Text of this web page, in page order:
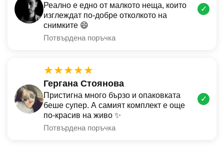
Реално е едно от малкото неща, които
изглеждат по-добре отколкото на
снимките 😄
Потвърдена поръчка
✓
★★★★★
Гергана Стоянова
Пристигна много бързо и опаковката
беше супер. А самият комплект е още
по-красив на живо ✨
Потвърдена поръчка
✓